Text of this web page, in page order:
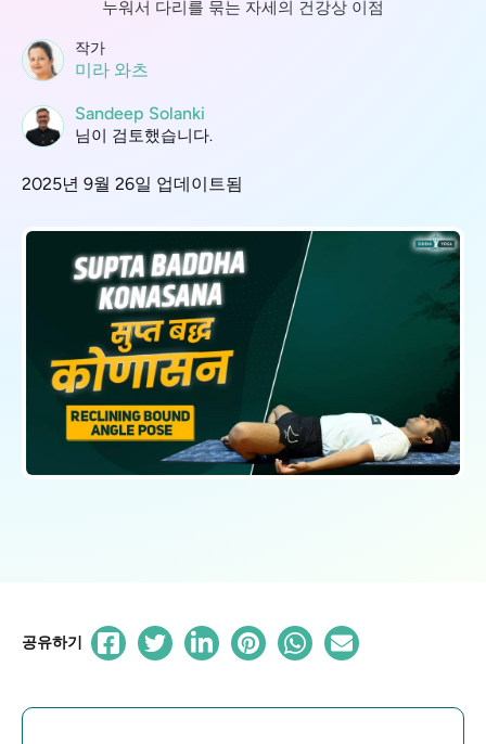
누워서 다리를 묶는 자세의 건강상 이점
작가
미라 와츠
Sandeep Solanki
님이 검토했습니다.
2025년 9월 26일 업데이트됨
공유하기